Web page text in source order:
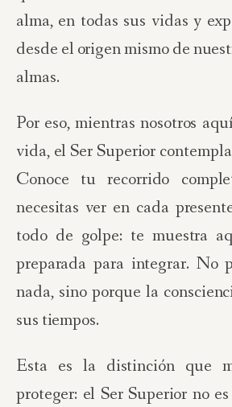
alma, en todas sus vidas y
desde el origen mismo de
almas.
Por eso, mientras nosotros
vida, el Ser Superior
Conoce tu recorrido
necesitas ver en cada
todo de golpe: te muestra
preparada para integrar. No
nada, sino porque la
sus tiempos.
Esta es la distinción que
proteger: el Ser Superior no